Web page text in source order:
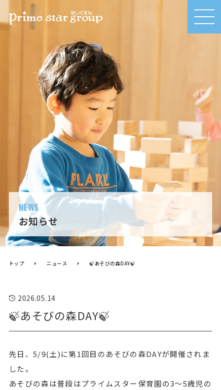
MEN
U
NEWS
お知らせ
トップ ニュース 🍃あそびの森DAY🍃
2026.05.14
🍃あそびの森DAY🍃
先日、5/9(土)に第1回目のあそびの森DAYが開催されま
した。
あそびの森は普段はプライムスター保育園の3～5歳児の